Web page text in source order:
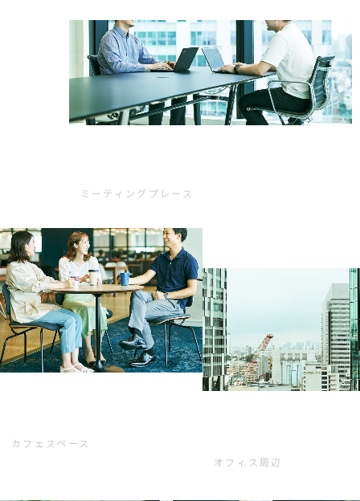
ミーティングプレース
カフェスペース
オフィス周辺